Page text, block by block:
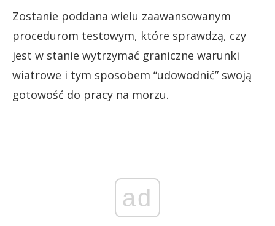
Zostanie poddana wielu zaawansowanym
procedurom testowym, które sprawdzą, czy
jest w stanie wytrzymać graniczne warunki
wiatrowe i tym sposobem “udowodnić” swoją
gotowość do pracy na morzu.
ad